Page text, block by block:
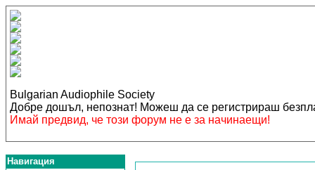
Bulgarian Audiophile Society
Добре дошъл, непознат! Можеш да се регистрираш
Имай предвид, че този форум не е за начинаещи!
Навигация